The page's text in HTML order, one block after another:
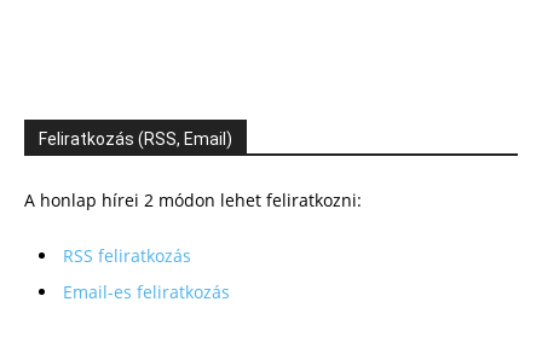
Feliratkozás (RSS, Email)
A honlap hírei 2 módon lehet feliratkozni:
RSS feliratkozás
Email-es feliratkozás